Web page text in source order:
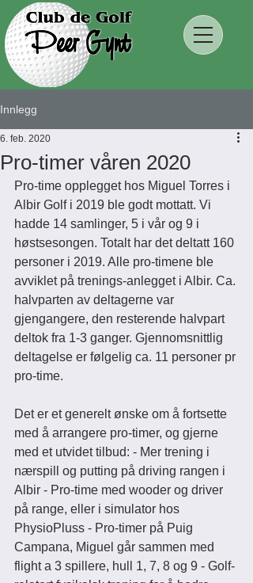
Innlegg
Pro-timer våren 2020
6. feb. 2020
Pro-time opplegget hos Miguel Torres i
Albir Golf i 2019 ble godt mottatt. Vi
hadde 14 samlinger, 5 i vår og 9 i
høstsesongen. Totalt har det deltatt 160
personer i 2019. Alle pro-timene ble
avviklet på trenings-anlegget i Albir. Ca.
halvparten av deltagerne var
gjengangere, den resterende halvpart
deltok fra 1-3 ganger. Gjennomsnittlig
deltagelse er følgelig ca. 11 personer pr
pro-time.
Det er et generelt ønske om å fortsette
med å arrangere pro-timer, og gjerne
med et utvidet tilbud: - Mer trening i
nærspill og putting på driving rangen i
Albir - Pro-time med wooder og driver
på range, eller i simulator hos
PhysioPluss - Pro-timer på Puig
Campana, Miguel går sammen med
flight a 3 spillere, hull 1, 7, 8 og 9 - Golf-